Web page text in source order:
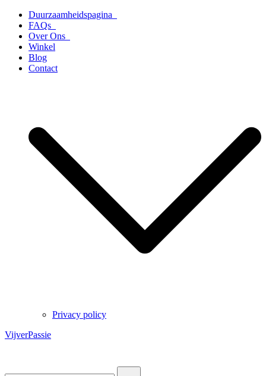
naar
inhoud
Duurzaamheidspagina
FAQs
Over Ons
Winkel
Blog
Contact
Privacy policy
VijverPassie